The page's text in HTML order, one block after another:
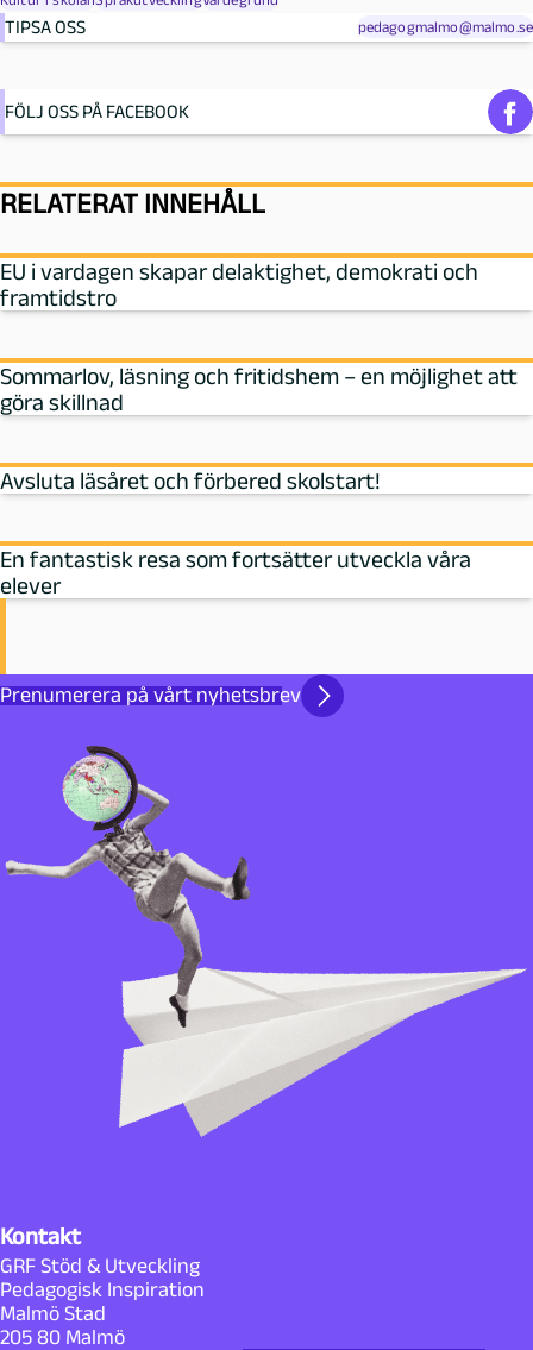
TIPSA OSS pedagogmalmo@malmo.se
FÖLJ OSS PÅ FACEBOOK
RELATERAT INNEHÅLL
EU i vardagen skapar delaktighet, demokrati och
framtidstro
Sommarlov, läsning och fritidshem – en möjlighet att
göra skillnad
Avsluta läsåret och förbered skolstart!
En fantastisk resa som fortsätter utveckla våra
elever
Prenumerera på vårt nyhetsbrev
Kontakt
GRF Stöd & Utveckling
Pedagogisk Inspiration
Malmö Stad
205 80 Malmö